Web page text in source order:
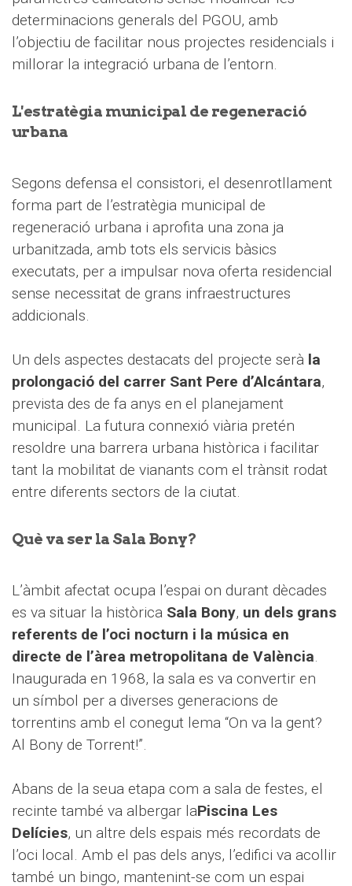
determinacions generals del PGOU, amb
l’objectiu de facilitar nous projectes residencials i
millorar la integració urbana de l’entorn.
L'estratègia municipal de regeneració
urbana
Segons defensa el consistori, el desenrotllament
forma part de l’estratègia municipal de
regeneració urbana i aprofita una zona ja
urbanitzada, amb tots els servicis bàsics
executats, per a impulsar nova oferta residencial
sense necessitat de grans infraestructures
addicionals.
Un dels aspectes destacats del projecte serà la
prolongació del carrer Sant Pere d’Alcántara,
prevista des de fa anys en el planejament
municipal. La futura connexió viària pretén
resoldre una barrera urbana històrica i facilitar
tant la mobilitat de vianants com el trànsit rodat
entre diferents sectors de la ciutat.
Què va ser la Sala Bony?
L’àmbit afectat ocupa l’espai on durant dècades
es va situar la històrica Sala Bony, un dels grans
referents de l’oci nocturn i la música en
directe de l’àrea metropolitana de València.
Inaugurada en 1968, la sala es va convertir en
un símbol per a diverses generacions de
torrentins amb el conegut lema “On va la gent?
Al Bony de Torrent!”.
Abans de la seua etapa com a sala de festes, el
recinte també va albergar laPiscina Les
Delícies, un altre dels espais més recordats de
l’oci local. Amb el pas dels anys, l’edifici va acollir
també un bingo, mantenint-se com un espai